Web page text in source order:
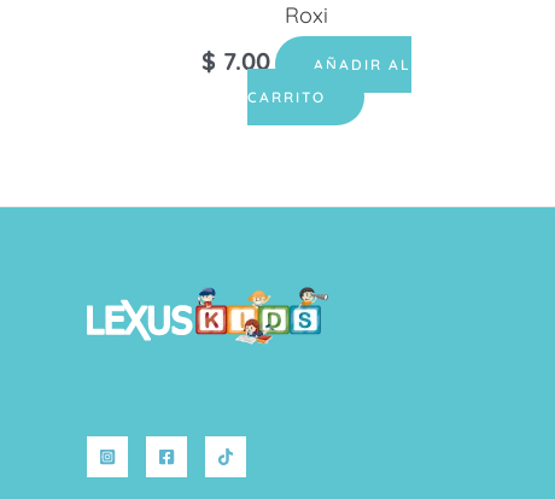
Roxi
$ 7.00
AÑADIR AL
CARRITO